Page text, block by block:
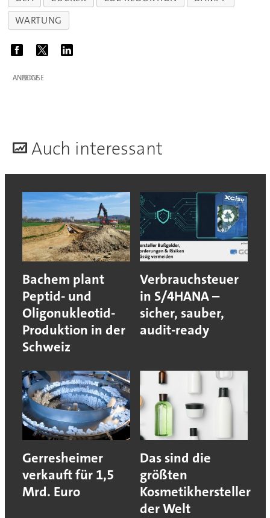
WARTUNG
ANZEIGE
Auch interessant
Bachem plant
Peptid- und
Oligonukleotid-
Produktion in der
Schweiz
Verbrauchsteuer
in S/4HANA –
sicher, sauber,
audit-ready
Gerresheimer
verkauft für 1,5
Mrd. Euro
Das sind die
größten
Kosmetikhersteller
der Welt